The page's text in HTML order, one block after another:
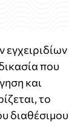
εγχειριδίων
που
και
το
διαθέσιμου